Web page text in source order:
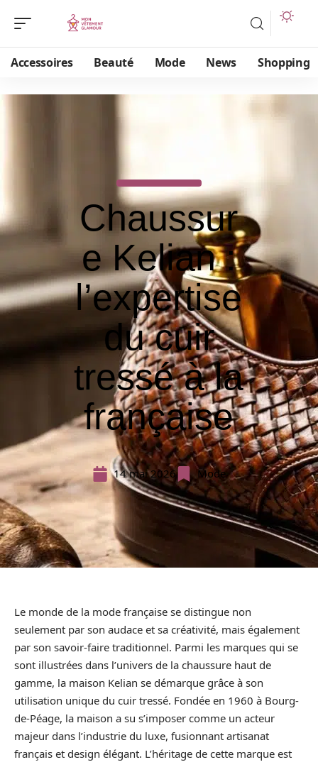
Accessoires Beauté Mode News Shopping
Chaussur
e Kelian :
l’expertise
du cuir
tressé à la
française
14 mai 2026 Mode
Le monde de la mode française se distingue non
seulement par son audace et sa créativité, mais également
par son savoir-faire traditionnel. Parmi les marques qui se
sont illustrées dans l’univers de la chaussure haut de
gamme, la maison Kelian se démarque grâce à son
utilisation unique du cuir tressé. Fondée en 1960 à Bourg-
de-Péage, la maison a su s’imposer comme un acteur
majeur dans l’industrie du luxe, fusionnant artisanat
français et design élégant. L’héritage de cette marque est